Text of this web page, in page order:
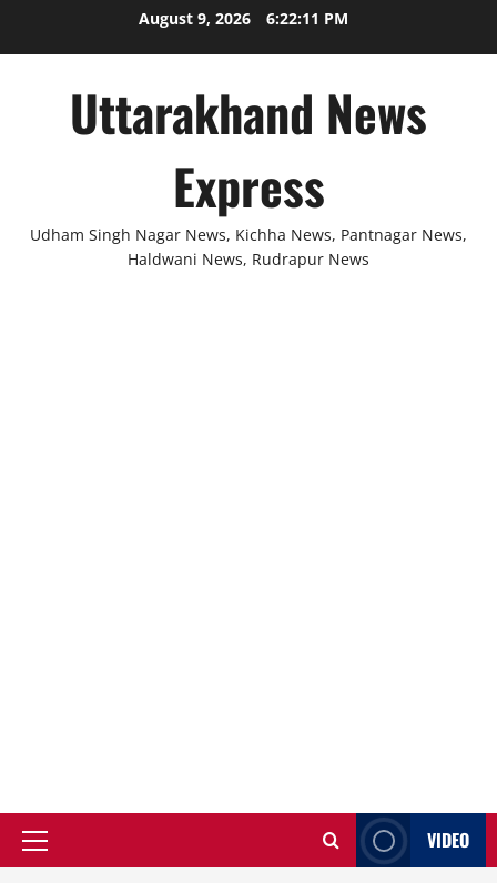
August 9, 2026 6:22:11 PM
Uttarakhand News
Express
Udham Singh Nagar News, Kichha News, Pantnagar News,
Haldwani News, Rudrapur News
Primary
VIDEO